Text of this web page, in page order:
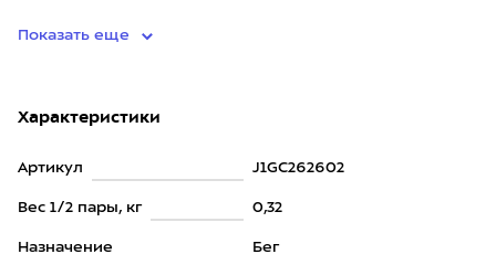
Показать еще
Характеристики
Артикул J1GC262602
Вес 1/2 пары, кг 0,32
Назначение Бег